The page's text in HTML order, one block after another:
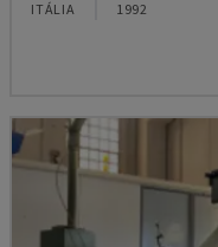
ITÁLIA 1992